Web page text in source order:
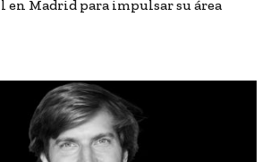
en Madrid para impulsar su área